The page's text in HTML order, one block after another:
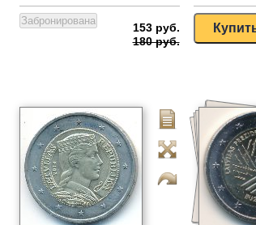
153 руб.
180 руб.